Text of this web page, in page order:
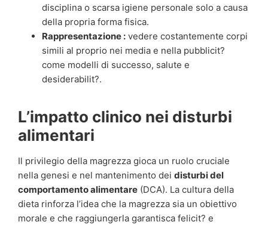
disciplina o scarsa igiene personale solo a causa
della propria forma fisica.
Rappresentazione : vedere costantemente corpi
simili al proprio nei media e nella pubblicit?
come modelli di successo, salute e
desiderabilit?.
L’impatto clinico nei disturbi
alimentari
Il privilegio della magrezza gioca un ruolo cruciale
nella genesi e nel mantenimento dei disturbi del
comportamento alimentare (DCA). La cultura della
dieta rinforza l’idea che la magrezza sia un obiettivo
morale e che raggiungerla garantisca felicit? e